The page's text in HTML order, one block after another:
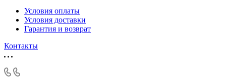
Условия оплаты
Условия доставки
Гарантия и возврат
Контакты